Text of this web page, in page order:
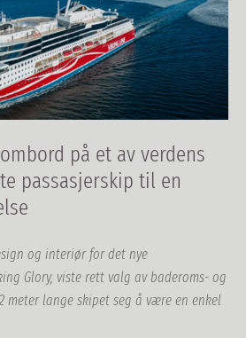
på et av verdens
passasjerskip til en
og interiør for det nye
Glory, viste rett valg av baderoms- og
meter lange skipet seg å være en enkel